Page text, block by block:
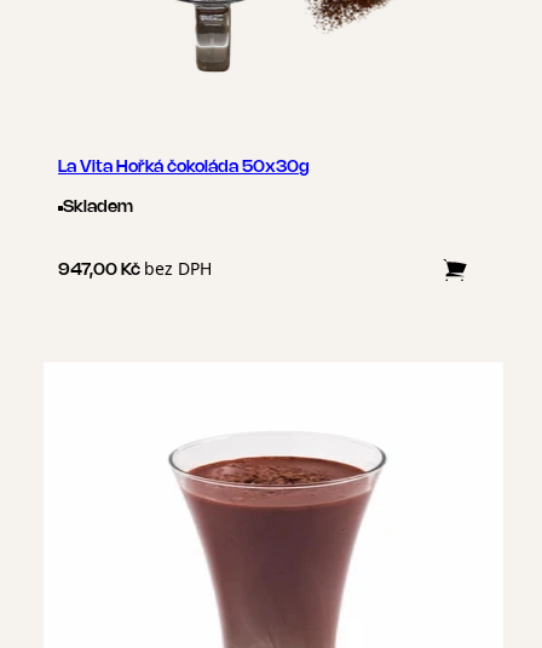
La Vita Hořká čokoláda 50x30g
Skladem
947,00 Kč bez DPH